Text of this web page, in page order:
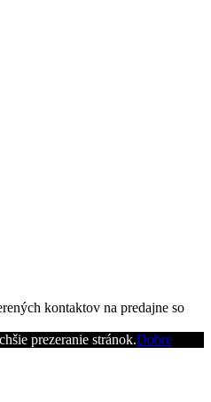
kontaktov na predajne so
prezeranie stránok.Dobre